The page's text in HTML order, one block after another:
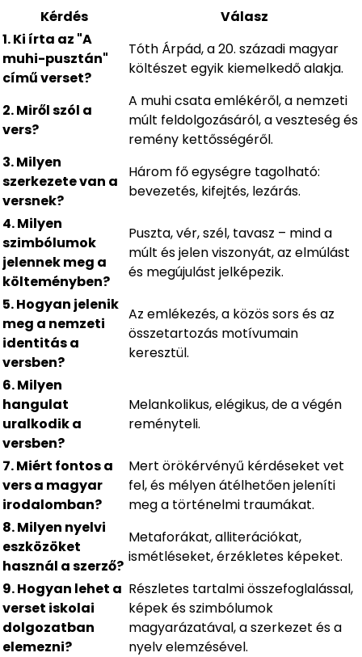
Kérdés
Válasz
1. Ki írta az "A
muhi-pusztán"
című verset?
Tóth Árpád, a 20. századi magyar
költészet egyik kiemelkedő alakja.
2. Miről szól a
vers?
A muhi csata emlékéről, a nemzeti
múlt feldolgozásáról, a veszteség és
remény kettősségéről.
3. Milyen
szerkezete van a
versnek?
Három fő egységre tagolható:
bevezetés, kifejtés, lezárás.
4. Milyen
szimbólumok
jelennek meg a
költeményben?
Puszta, vér, szél, tavasz – mind a
múlt és jelen viszonyát, az elmúlást
és megújulást jelképezik.
5. Hogyan jelenik
meg a nemzeti
identitás a
versben?
Az emlékezés, a közös sors és az
összetartozás motívumain
keresztül.
6. Milyen
hangulat
uralkodik a
versben?
Melankolikus, elégikus, de a végén
reményteli.
7. Miért fontos a
vers a magyar
irodalomban?
Mert örökérvényű kérdéseket vet
fel, és mélyen átélhetően jeleníti
meg a történelmi traumákat.
8. Milyen nyelvi
eszközöket
használ a szerző?
Metaforákat, alliterációkat,
ismétléseket, érzékletes képeket.
9. Hogyan lehet a
verset iskolai
dolgozatban
elemezni?
Részletes tartalmi összefoglalással,
képek és szimbólumok
magyarázatával, a szerkezet és a
nyelv elemzésével.